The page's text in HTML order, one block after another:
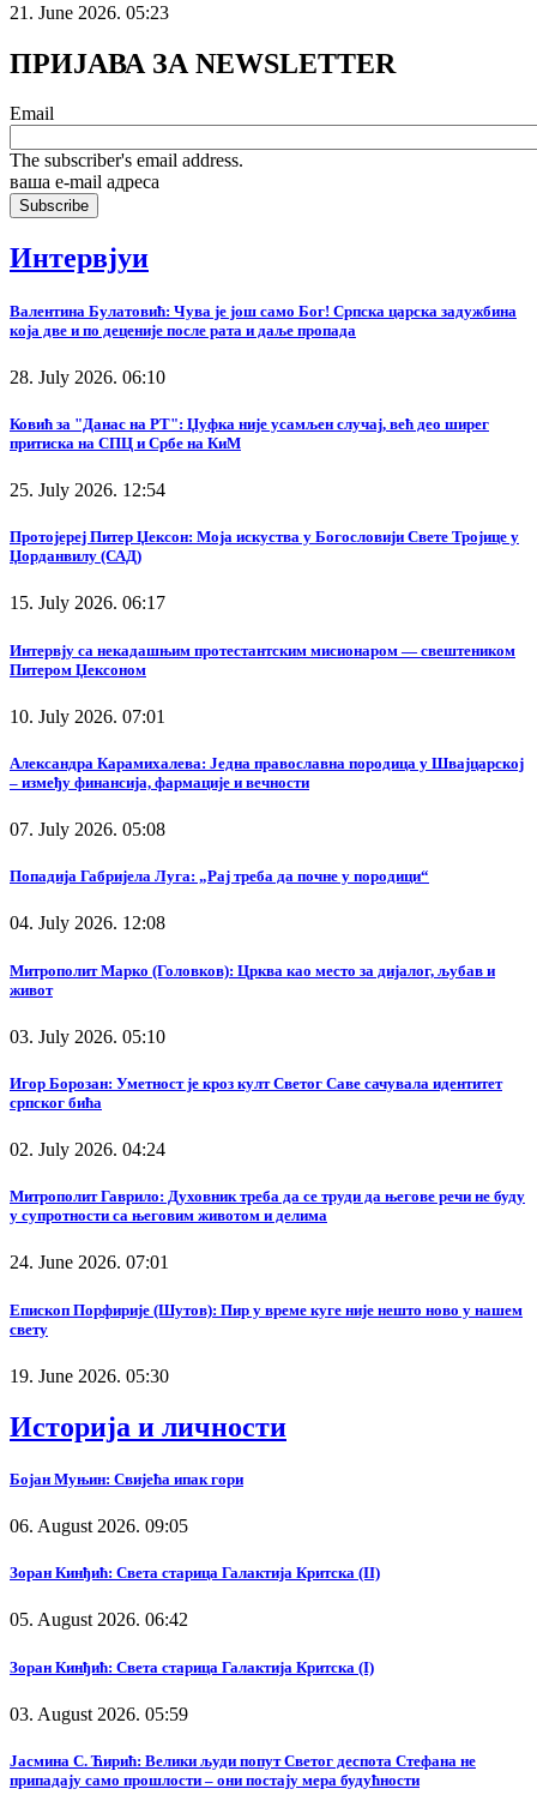
21. June 2026. 05:23
ПРИЈАВА ЗА NEWSLETTER
Email
The subscriber's email address.
ваша е-mail адреса
Интервјуи
Валентина Булатовић: Чува је још само Бог! Српска царска задужбина
која две и по деценије после рата и даље пропада
28. July 2026. 06:10
Ковић за "Данас на РТ": Џуфка није усамљен случај, већ део ширег
притиска на СПЦ и Србе на КиМ
25. July 2026. 12:54
Протојереј Питер Џексон: Моја искуства у Богословији Свете Тројице у
Џорданвилу (САД)
15. July 2026. 06:17
Интервју са некадашњим протестантским мисионаром — свештеником
Питером Џексоном
10. July 2026. 07:01
Александра Карамихалева: Једна православна породица у Швајцарској
– између финансија, фармације и вечности
07. July 2026. 05:08
Попадија Габријела Луга: „Рај треба да почне у породици“
04. July 2026. 12:08
Митрополит Марко (Головков): Црква као место за дијалог, љубав и
живот
03. July 2026. 05:10
Игор Борозан: Уметност је кроз култ Светог Саве сачувала идентитет
српског бића
02. July 2026. 04:24
Митрополит Гаврило: Духовник треба да се труди да његове речи не буду
у супротности са његовим животом и делима
24. June 2026. 07:01
Епископ Порфирије (Шутов): Пир у време куге није нешто ново у нашем
свету
19. June 2026. 05:30
Историја и личности
Бојан Муњин: Свијећа ипак гори
06. August 2026. 09:05
Зоран Кинђић: Света старица Галактија Критска (II)
05. August 2026. 06:42
Зоран Кинђић: Света старица Галактија Критска (I)
03. August 2026. 05:59
Јасмина С. Ћирић: Велики људи попут Светог деспота Стефана не
припадају само прошлости – они постају мера будућности